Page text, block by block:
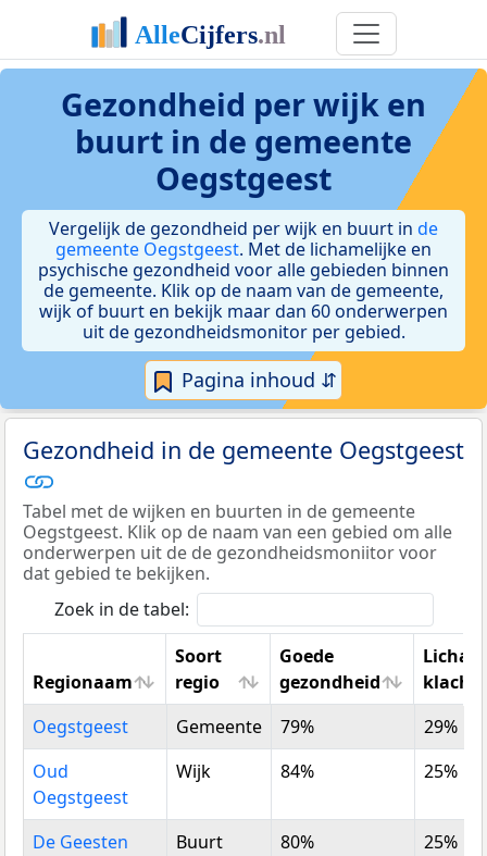
Gezondheid per wijk en
buurt in de gemeente
Oegstgeest
Vergelijk de gezondheid per wijk en buurt in de
gemeente Oegstgeest. Met de lichamelijke en
psychische gezondheid voor alle gebieden binnen
de gemeente. Klik op de naam van de gemeente,
wijk of buurt en bekijk maar dan 60 onderwerpen
uit de gezondheidsmonitor per gebied.
Pagina inhoud ⇵
Gezondheid in de gemeente Oegstgeest
Tabel met de wijken en buurten in de gemeente
Oegstgeest. Klik op de naam van een gebied om alle
onderwerpen uit de de gezondheidsmoniitor voor
dat gebied te bekijken.
Zoek in de tabel:
Regionaam
Soort
regio
Goede
gezondheid
Regionaam
Soort
regio
Goede
gezondheid
Oegstgeest Gemeente 79%
29%
Oud
Oegstgeest
Wijk 84% 25%
De Geesten Buurt 80%
25%